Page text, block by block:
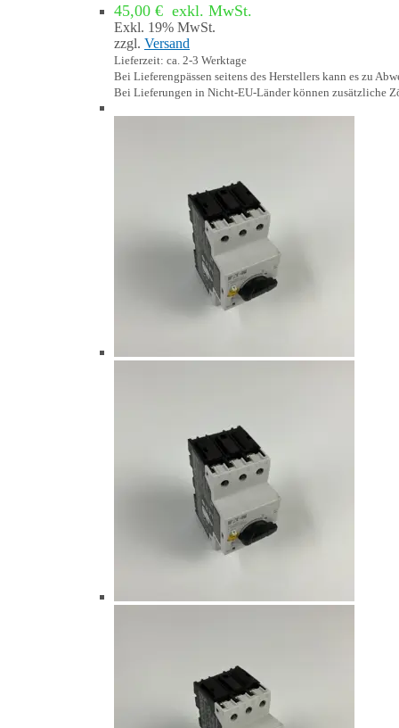
45,00 € exkl. MwSt.
Exkl. 19% MwSt.
zzgl. Versand
Lieferzeit: ca. 2-3 Werktage
Bei Lieferengpässen seitens des Herstellers kann es zu
Bei Lieferungen in Nicht-EU-Länder können zusätzliche